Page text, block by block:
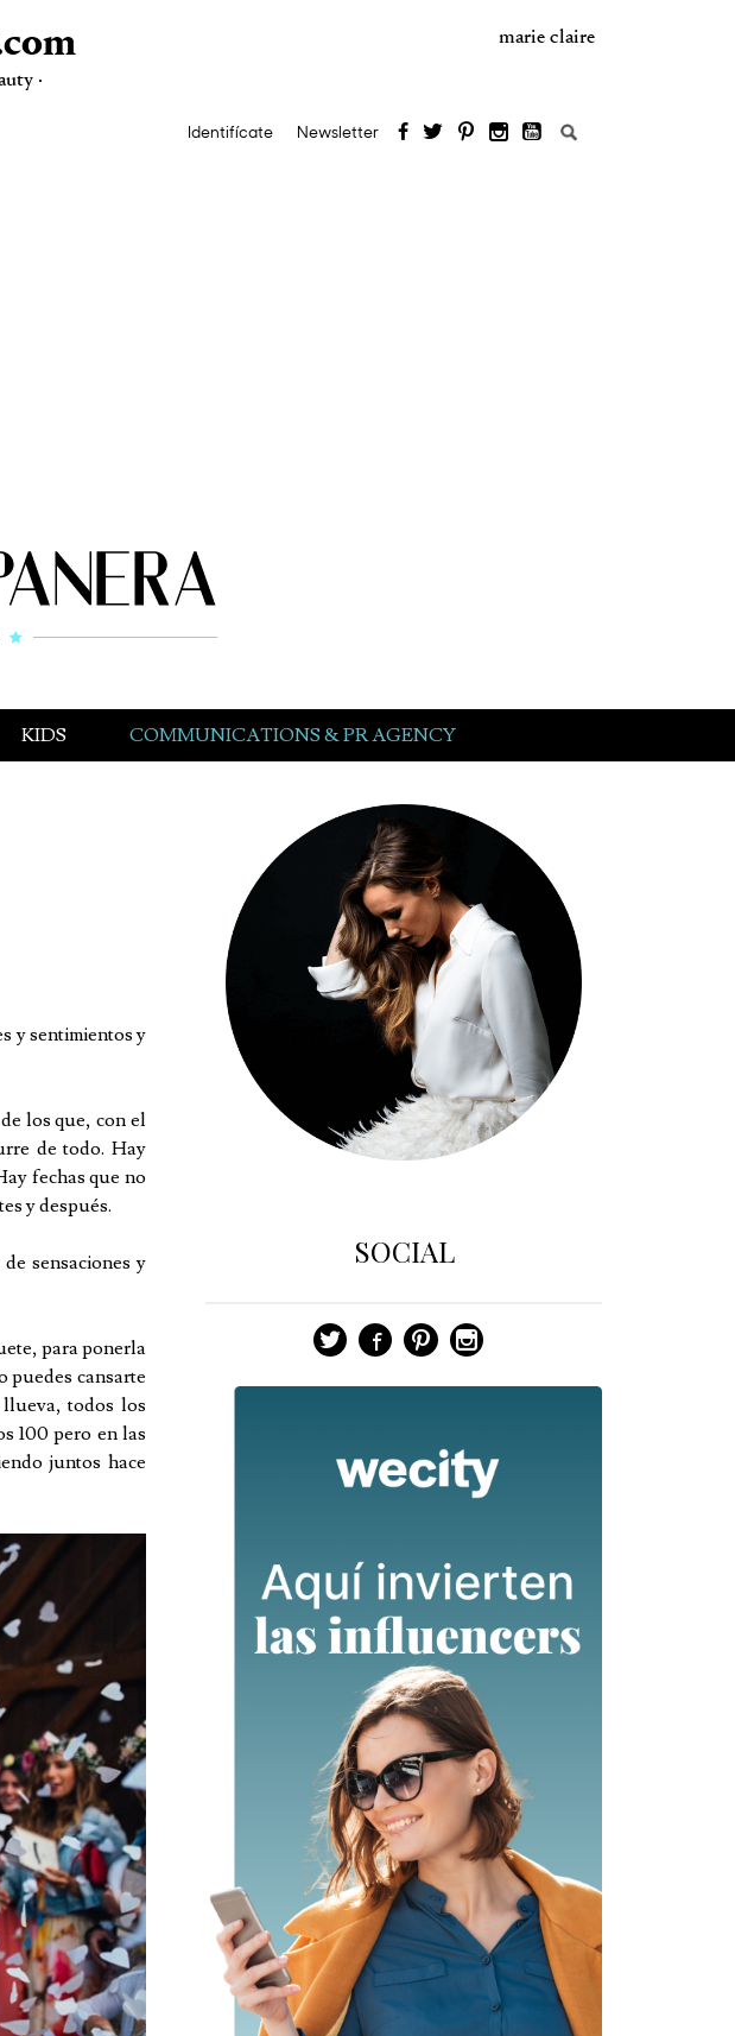
·
marie claire
Identifícate Newsletter Buscar:
KIDS COMMUNICATIONS & PR AGENCY
y sentimientos y
los que, con el
de todo. Hay
fechas que no
y después.
sensaciones y
para ponerla
puedes cansarte
todos los
100 pero en las
juntos hace
SOCIAL